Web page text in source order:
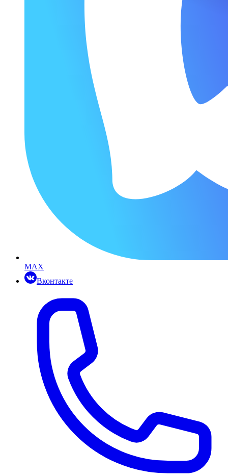
MAX
Вконтакте